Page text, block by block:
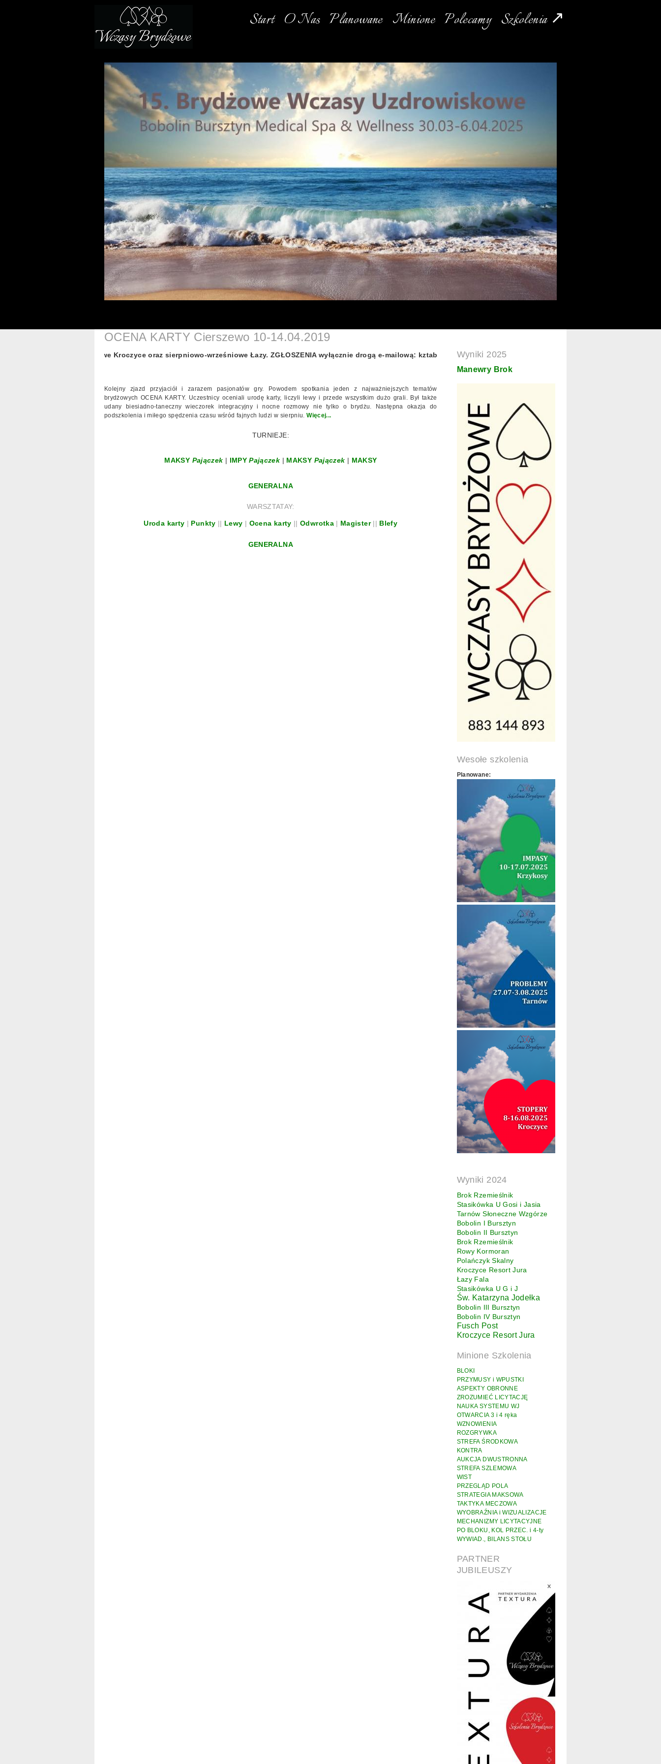
Szkolenia ↗
Polecamy
Minione
Planowane
O Nas
Start
OCENA KARTY Cierszewo 10-14.04.2019
Tarnów, sierpniowe Kroczyce oraz sierpniowo-wrześniowe Łazy. ZGŁOSZENIA wyłącznie drogą e-mailową: kztabu@gmail.com
Kolejny zjazd przyjaciół i zarazem pasjonatów gry. Powodem spotkania jeden z najważniejszych tematów
brydżowych OCENA KARTY. Uczestnicy oceniali urodę karty, liczyli lewy i przede wszystkim dużo grali. Był także
udany biesiadno-taneczny wieczorek integracyjny i nocne rozmowy nie tylko o brydżu. Następna okazja do
podszkolenia i miłego spędzenia czasu wśród fajnych ludzi w sierpniu.Więcej...
TURNIEJE:
MAKSY Pajączek | IMPY Pajączek | MAKSY Pajączek | MAKSY
GENERALNA
WARSZTATAY:
Uroda karty | Punkty || Lewy | Ocena karty ||Odwrotka| Magister|| Blefy
GENERALNA
Wyniki 2025
Manewry Brok
Wesołe szkolenia
Planowane:
Wyniki 2024
Brok Rzemieślnik
Stasikówka U Gosi i Jasia
Tarnów Słoneczne Wzgórze
Bobolin I Bursztyn
Bobolin II Bursztyn
Brok Rzemieślnik
Rowy Kormoran
Polańczyk Skalny
Kroczyce Resort Jura
Łazy Fala
Stasikówka U G i J
Św. Katarzyna Jodełka
Bobolin III Bursztyn
Bobolin IV Bursztyn
Fusch Post
Kroczyce Resort Jura
Minione Szkolenia
BLOKI
PRZYMUSY i WPUSTKI
ASPEKTY OBRONNE
ZROZUMIEĆ LICYTACJĘ
NAUKA SYSTEMU WJ
OTWARCIA 3 i 4 ręka
WZNOWIENIA
ROZGRYWKA
STREFA ŚRODKOWA
KONTRA
AUKCJA DWUSTRONNA
STREFA SZLEMOWA
WIST
PRZEGLĄD POLA
STRATEGIA MAKSOWA
TAKTYKA MECZOWA
WYOBRAŹNIA i WIZUALIZACJE
MECHANIZMY LICYTACYJNE
PO BLOKU, KOL PRZEC. i 4-ty
WYWIAD., BILANS STOŁU
PARTNER
JUBILEUSZY